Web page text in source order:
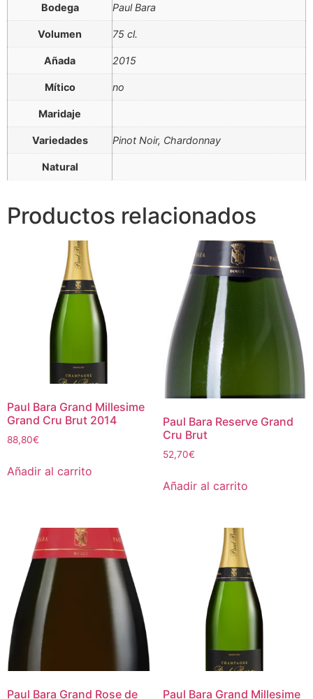
Bodega Paul Bara
Volumen 75 cl.
Añada 2015
Mítico no
Maridaje
Variedades Pinot Noir, Chardonnay
Natural
Productos relacionados
Paul Bara Grand Millesime
Grand Cru Brut 2014
88,80€
Añadir al carrito
Paul Bara Reserve Grand
Cru Brut
52,70€
Añadir al carrito
Paul Bara Grand Rose de Paul Bara Grand Millesime